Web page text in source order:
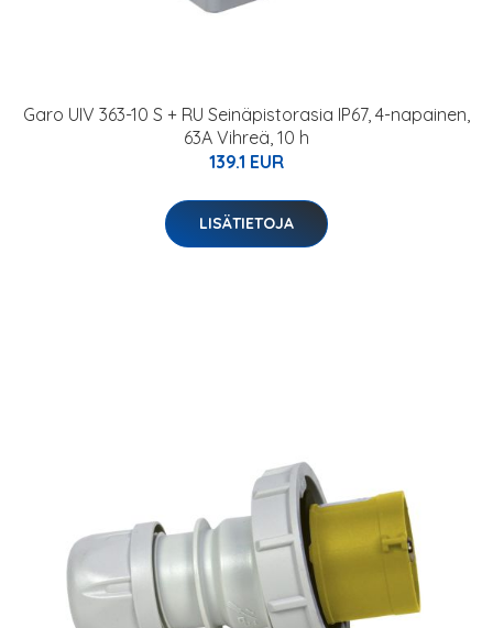
Garo UIV 363-10 S + RU Seinäpistorasia IP67, 4-napainen,
63A Vihreä, 10 h
139.1 EUR
LISÄTIETOJA